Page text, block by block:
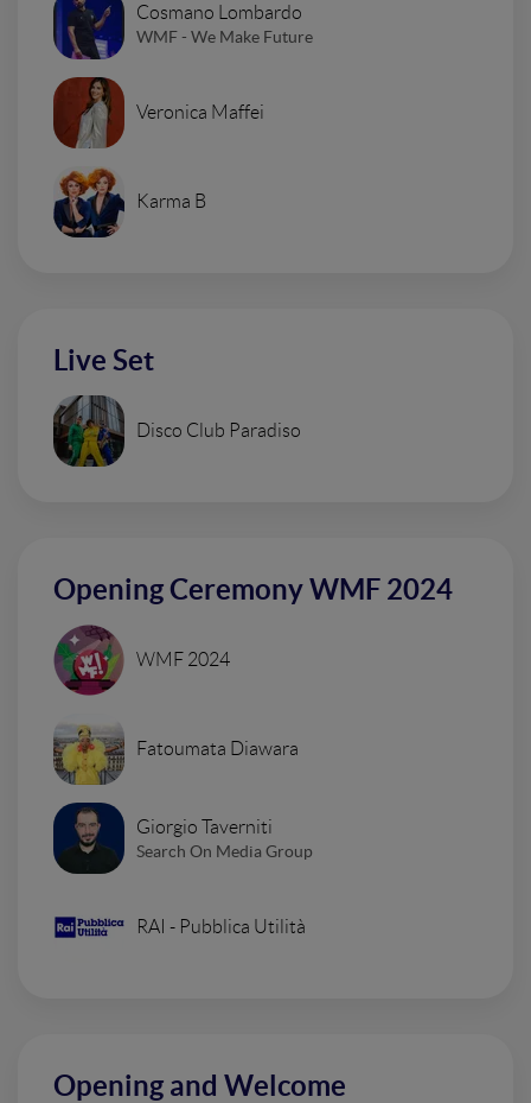
Cosmano Lombardo
WMF - We Make Future
Veronica Maffei
Karma B
Live Set
Disco Club Paradiso
Opening Ceremony WMF 2024
WMF 2024
Fatoumata Diawara
Giorgio Taverniti
Search On Media Group
RAI - Pubblica Utilità
Opening and Welcome